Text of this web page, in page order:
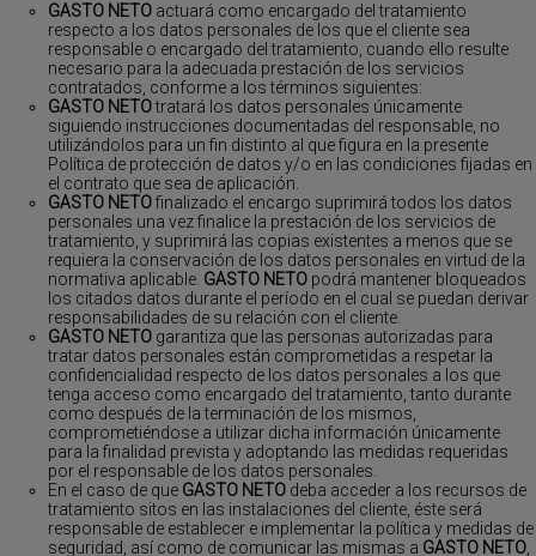
GASTO NETO actuará como encargado del tratamiento
respecto a los datos personales de los que el cliente sea
responsable o encargado del tratamiento, cuando ello resulte
necesario para la adecuada prestación de los servicios
contratados, conforme a los términos siguientes:
GASTO NETOtratará los datos personales únicamente
siguiendo instrucciones documentadas del responsable, no
utilizándolos para un fin distinto al que figura en la presente
Política de protección de datos y/o en las condiciones fijadas en
el contrato que sea de aplicación.
GASTO NETOfinalizado el encargo suprimirá todos los datos
personales una vez finalice la prestación de los servicios de
tratamiento, y suprimirá las copias existentes a menos que se
requiera la conservación de los datos personales en virtud de la
normativa aplicable. GASTO NETO podrá mantener bloqueados
los citados datos durante el período en el cual se puedan derivar
responsabilidades de su relación con el cliente.
GASTO NETO garantiza que las personas autorizadas para
tratar datos personales están comprometidas a respetar la
confidencialidad respecto de los datos personales a los que
tenga acceso como encargado del tratamiento, tanto durante
como después de la terminación de los mismos,
comprometiéndose a utilizar dicha información únicamente
para la finalidad prevista y adoptando las medidas requeridas
por el responsable de los datos personales.
En el caso de que GASTO NETO deba acceder a los recursos de
tratamiento sitos en las instalaciones del cliente, éste será
responsable de establecer e implementar la política y medidas de
seguridad, así como de comunicar las mismas a GASTO NETO